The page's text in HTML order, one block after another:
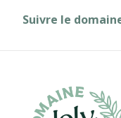
Suivre le